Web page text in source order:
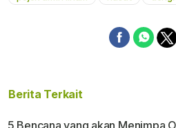
Berita Terkait
5 Bencana yang akan Menimpa